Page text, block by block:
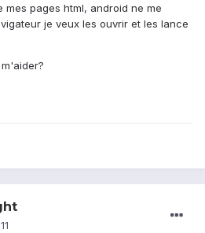
pages html, android ne me
je veux les ouvrir et les lance